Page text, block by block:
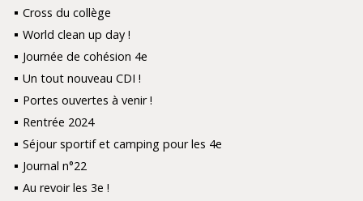
Cross du collège
World clean up day !
Journée de cohésion 4e
Un tout nouveau CDI !
Portes ouvertes à venir !
Rentrée 2024
Séjour sportif et camping pour les 4e
Journal n°22
Au revoir les 3e !